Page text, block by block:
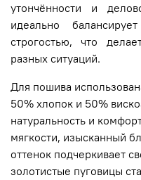
утончённости и
идеально
строгостью, что
разных ситуаций.
Для пошива
50% хлопок и 50%
натуральность и
мягкости, изысканный
оттенок подчеркивает
золотистые пуговицы